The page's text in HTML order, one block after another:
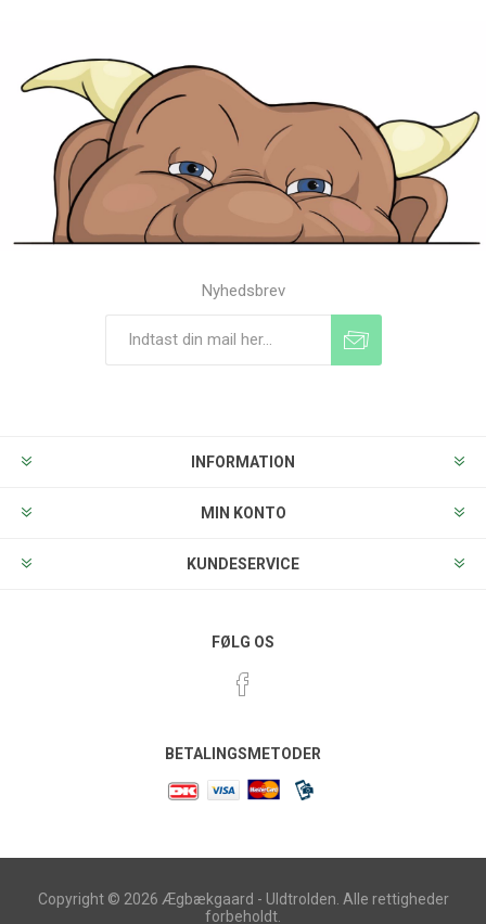
Nyhedsbrev
INFORMATION
MIN KONTO
KUNDESERVICE
FØLG OS
BETALINGSMETODER
Copyright © 2026 Ægbækgaard - Uldtrolden. Alle rettigheder
forbeholdt.